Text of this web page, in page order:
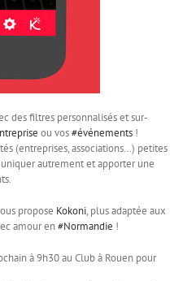
des filtres personnalisés et sur-
ou vos#événements !
(entreprises, associations…) petites
autrement et apporter une
propose Kokoni, plus adaptée aux
amour en#Normandie !
à 9h30 au Club à Rouen pour